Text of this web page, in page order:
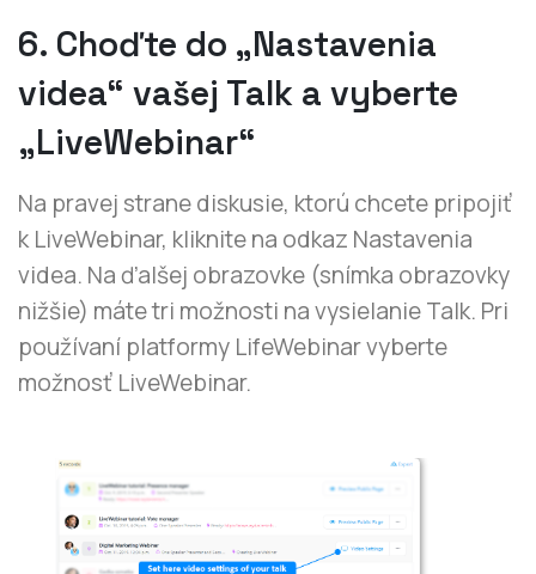
6. Choďte do „Nastavenia
videa“ vašej Talk a vyberte
„LiveWebinar“
Na pravej strane diskusie, ktorú chcete pripojiť
k LiveWebinar, kliknite na odkaz Nastavenia
videa. Na ďalšej obrazovke (snímka obrazovky
nižšie) máte tri možnosti na vysielanie Talk. Pri
používaní platformy LifeWebinar vyberte
možnosť LiveWebinar.